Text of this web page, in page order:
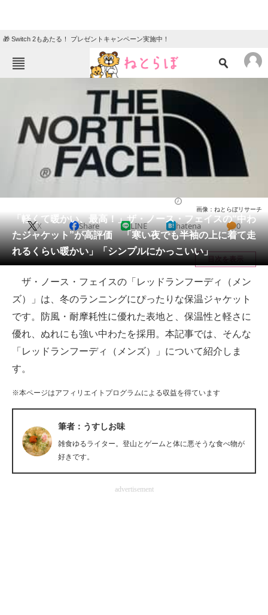
🎁 Switch 2もあたる！ プレゼントキャンペーン実施中！
ニュース
エンタメ
グルメ 地域
教育・育児
会員記事
メディア
注目記事を集めた総合ページ
ITの今と未来を見通す
スマホと通信の最新トレンド
ビジネスと働き方のヒント
AI活用のいまが分かる
企業ITのトレンドを詳説
経営リーダーのコミュニティ
「軽くて暖かい、最高！」ザ・ノース・フェイスの“中わ
たジャケット”が高評価 「寒い夜でも半袖の上に着て走
れるくらい暖かい」「シンプルにかっこいい」
画像：ねとらぼリサーチ
X Share LINE hatena 0
目次を表示
ザ・ノース・フェイスの「レッドランフーディ（メン
ズ）」は、冬のランニングにぴったりな保温ジャケット
です。防風・耐摩耗性に優れた表地と、保温性と軽さに
優れ、ぬれにも強い中わたを採用。本記事では、そんな
「レッドランフーディ（メンズ）」について紹介しま
す。
※本ページはアフィリエイトプログラムによる収益を得ています
筆者：うすしお味
雑食ゆるライター。登山とゲームと体に悪そうな食べ物が
好きです。
advertisement